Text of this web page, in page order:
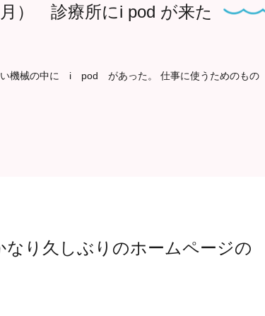
） 診療所にi pod が来た
い機械の中に i pod があった。 仕事に使うためのもの
り久しぶりのホームページの